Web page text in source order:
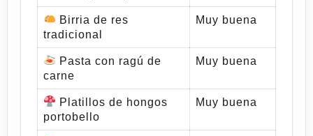
Birria de res
tradicional
Muy buena
Pasta con ragú de
carne
Muy buena
Platillos de hongos
portobello
Muy buena